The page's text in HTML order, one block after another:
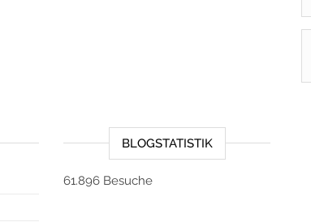
BLOGSTATISTIK
61.896 Besuche